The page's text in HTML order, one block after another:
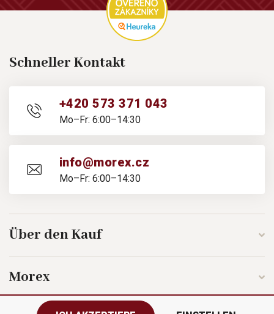
Schneller Kontakt
+420 573 371 043
Mo–Fr: 6:00–14:30
info@morex.cz
Mo–Fr: 6:00–14:30
Über den Kauf
Morex